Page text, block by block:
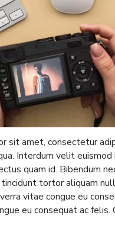
sit amet, consectetur
Interdum velit
quam id. Bibendum
tortor aliquam
vitae congue eu
eu consequat ac felis.